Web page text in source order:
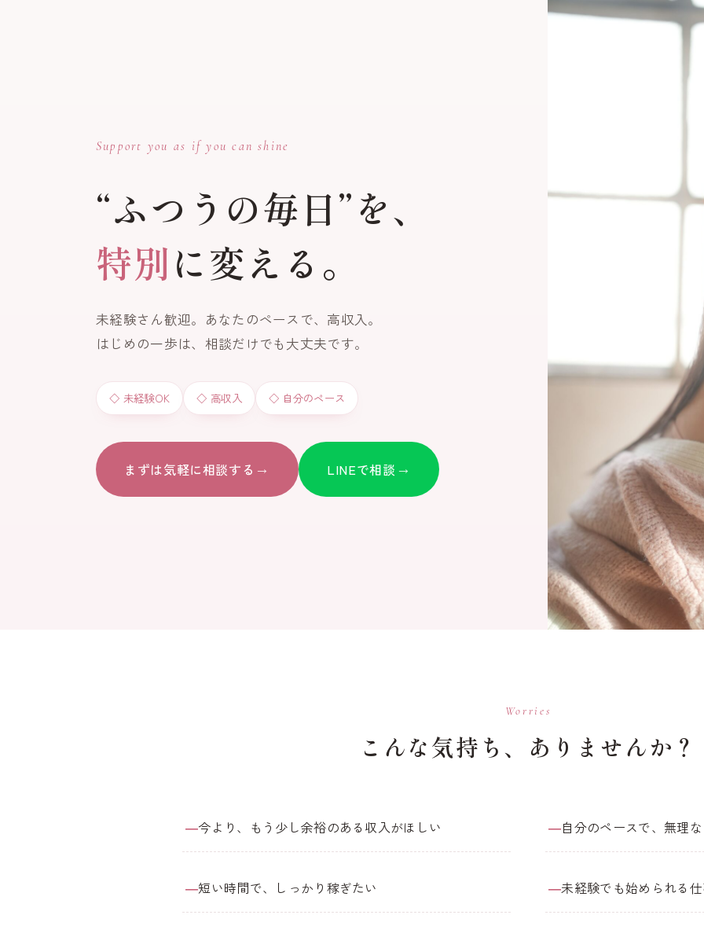
Support you as if you can shine
“ふつうの毎日”を、
特別に変える。
未経験さん歓迎。あなたのペースで、高収入。
はじめの一歩は、相談だけでも大丈夫です。
◇ 未経験OK ◇ 高収入 ◇ 自分のペース
まずは気軽に相談する → LINEで相談 →
Worries
こんな気持ち、ありませんか？
今より、もう少し余裕のある収入がほしい 自分のペースで、無理
短い時間で、しっかり稼ぎたい 未経験でも始められる